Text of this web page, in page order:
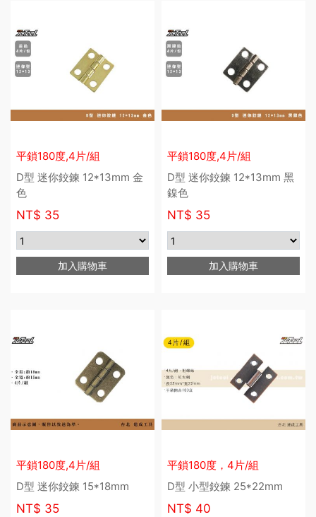
平鎖180度,4片/組
D型 迷你鉸鍊 12*13mm 金
色
NT$ 35
加入購物車
平鎖180度,4片/組
D型 迷你鉸鍊 12*13mm 黑
鎳色
NT$ 35
加入購物車
平鎖180度,4片/組
D型 迷你鉸鍊 15*18mm
NT$ 35
平鎖180度，4片/組
D型 小型鉸鍊 25*22mm
NT$ 40